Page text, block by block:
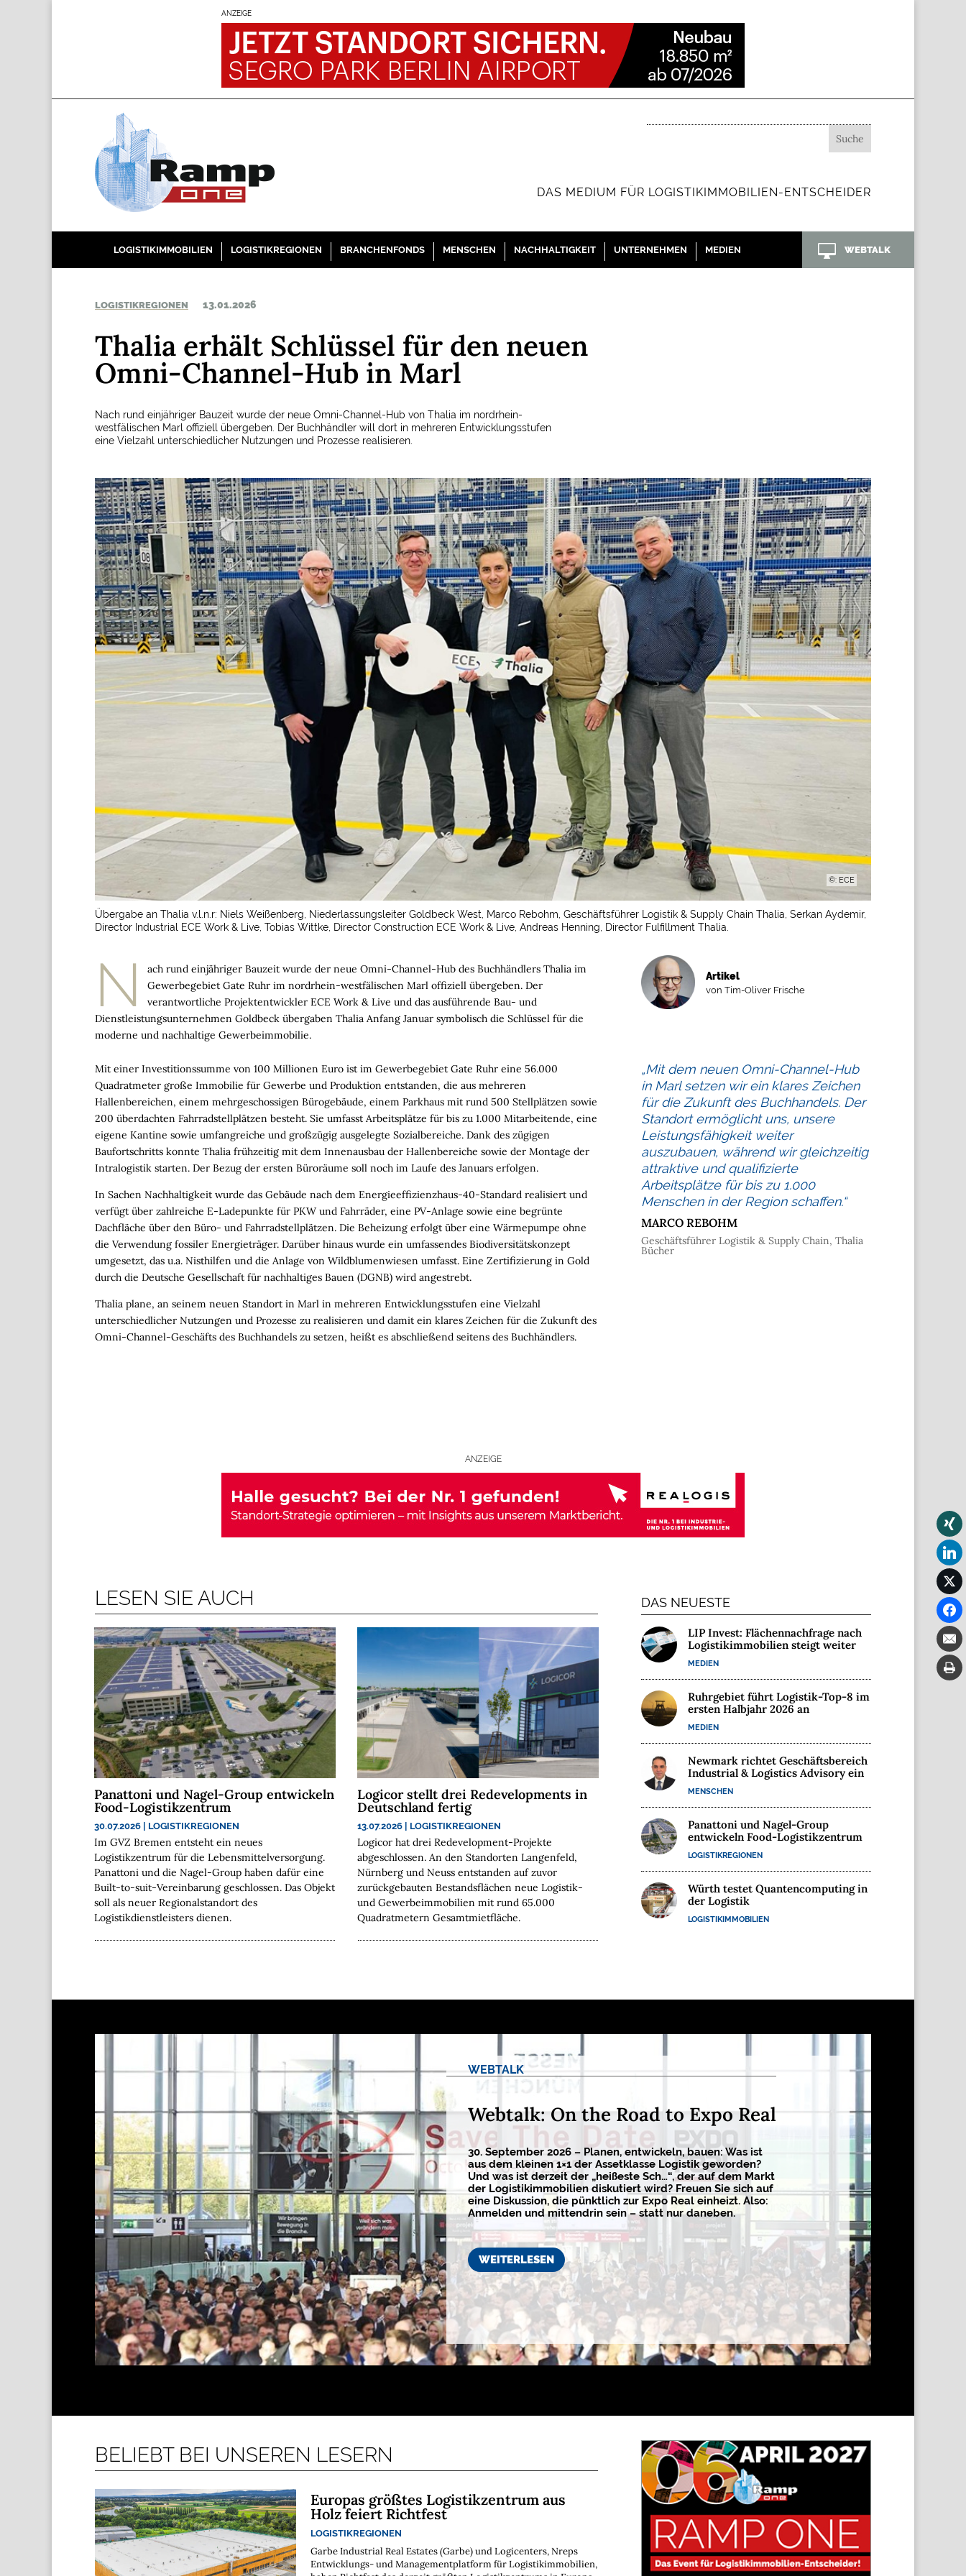
ANZEIGE
DAS MEDIUM FÜR LOGISTIKIMMOBILIEN-ENTSCHEIDER
LOGISTIKIMMOBILIEN LOGISTIKREGIONEN BRANCHENFONDS MENSCHEN NACHHALTIGKEIT UNTERNEHMEN MEDIEN  WEBTALK
LOGISTIKREGIONEN 13.01.2026
Thalia erhält Schlüssel für den neuen
Omni-Channel-Hub in Marl
Nach rund einjähriger Bauzeit wurde der neue Omni-Channel-Hub von Thalia im nordrhein-
westfälischen Marl offiziell übergeben. Der Buchhändler will dort in mehreren Entwicklungsstufen
eine Vielzahl unterschiedlicher Nutzungen und Prozesse realisieren.
©: ECE
Übergabe an Thalia v.l.n.r: Niels Weißenberg, Niederlassungsleiter Goldbeck West, Marco Rebohm, Geschäftsführer Logistik & Supply Chain Thalia, Serkan Aydemir,
Director Industrial ECE Work & Live, Tobias Wittke, Director Construction ECE Work & Live, Andreas Henning, Director Fulfillment Thalia.
N
ach rund einjähriger Bauzeit wurde der neue Omni-Channel-Hub des Buchhändlers Thalia im
Gewerbegebiet Gate Ruhr im nordrhein-westfälischen Marl offiziell übergeben. Der
verantwortliche Projektentwickler ECE Work & Live und das ausführende Bau- und
Dienstleistungsunternehmen Goldbeck übergaben Thalia Anfang Januar symbolisch die Schlüssel für die
moderne und nachhaltige Gewerbeimmobilie.
Artikel
von Tim-Oliver Frische
Mit einer Investitionssumme von 100 Millionen Euro ist im Gewerbegebiet Gate Ruhr eine 56.000
Quadratmeter große Immobilie für Gewerbe und Produktion entstanden, die aus mehreren
Hallenbereichen, einem mehrgeschossigen Bürogebäude, einem Parkhaus mit rund 500 Stellplätzen sowie
200 überdachten Fahrradstellplätzen besteht. Sie umfasst Arbeitsplätze für bis zu 1.000 Mitarbeitende, eine
eigene Kantine sowie umfangreiche und großzügig ausgelegte Sozialbereiche. Dank des zügigen
Baufortschritts konnte Thalia frühzeitig mit dem Innenausbau der Hallenbereiche sowie der Montage der
Intralogistik starten. Der Bezug der ersten Büroräume soll noch im Laufe des Januars erfolgen.
In Sachen Nachhaltigkeit wurde das Gebäude nach dem Energieeffizienzhaus-40-Standard realisiert und
verfügt über zahlreiche E-Ladepunkte für PKW und Fahrräder, eine PV-Anlage sowie eine begrünte
Dachfläche über den Büro- und Fahrradstellplätzen. Die Beheizung erfolgt über eine Wärmepumpe ohne
die Verwendung fossiler Energieträger. Darüber hinaus wurde ein umfassendes Biodiversitätskonzept
umgesetzt, das u.a. Nisthilfen und die Anlage von Wildblumenwiesen umfasst. Eine Zertifizierung in Gold
durch die Deutsche Gesellschaft für nachhaltiges Bauen (DGNB) wird angestrebt.
Thalia plane, an seinem neuen Standort in Marl in mehreren Entwicklungsstufen eine Vielzahl
unterschiedlicher Nutzungen und Prozesse zu realisieren und damit ein klares Zeichen für die Zukunft des
Omni-Channel-Geschäfts des Buchhandels zu setzen, heißt es abschließend seitens des Buchhändlers.
„Mit dem neuen Omni-Channel-Hub
in Marl setzen wir ein klares Zeichen
für die Zukunft des Buchhandels. Der
Standort ermöglicht uns, unsere
Leistungsfähigkeit weiter
auszubauen, während wir gleichzeitig
attraktive und qualifizierte
Arbeitsplätze für bis zu 1.000
Menschen in der Region schaffen.“
MARCO REBOHM
Geschäftsführer Logistik & Supply Chain, Thalia
Bücher
ANZEIGE
LESEN SIE AUCH
Panattoni und Nagel-Group entwickeln
Food-Logistikzentrum
30.07.2026 LOGISTIKREGIONEN
Im GVZ Bremen entsteht ein neues
Logistikzentrum für die Lebensmittelversorgung.
Panattoni und die Nagel-Group haben dafür eine
Built-to-suit-Vereinbarung geschlossen. Das Objekt
soll als neuer Regionalstandort des
Logistikdienstleisters dienen.
Logicor stellt drei Redevelopments in
Deutschland fertig
13.07.2026 LOGISTIKREGIONEN
Logicor hat drei Redevelopment-Projekte
abgeschlossen. An den Standorten Langenfeld,
Nürnberg und Neuss entstanden auf zuvor
zurückgebauten Bestandsflächen neue Logistik-
und Gewerbeimmobilien mit rund 65.000
Quadratmetern Gesamtmietfläche.
DAS NEUESTE
LIP Invest: Flächennachfrage nach
Logistikimmobilien steigt weiter
MEDIEN
Ruhrgebiet führt Logistik-Top-8 im
ersten Halbjahr 2026 an
MEDIEN
Newmark richtet Geschäftsbereich
Industrial & Logistics Advisory ein
MENSCHEN
Panattoni und Nagel-Group
entwickeln Food-Logistikzentrum
LOGISTIKREGIONEN
Würth testet Quantencomputing in
der Logistik
LOGISTIKIMMOBILIEN
WEBTALK
Webtalk: On the Road to Expo Real
30. September 2026 – Planen, entwickeln, bauen: Was ist
aus dem kleinen 1×1 der Assetklasse Logistik geworden?
Und was ist derzeit der „heißeste Sch…“, der auf dem Markt
der Logistikimmobilien diskutiert wird? Freuen Sie sich auf
eine Diskussion, die pünktlich zur Expo Real einheizt. Also:
Anmelden und mittendrin sein – statt nur daneben.
WEITERLESEN
BELIEBT BEI UNSEREN LESERN
Europas größtes Logistikzentrum aus
Holz feiert Richtfest
LOGISTIKREGIONEN
Garbe Industrial Real Estates (Garbe) und Logicenters, Nreps
Entwicklungs- und Managementplatform für Logistikimmobilien,